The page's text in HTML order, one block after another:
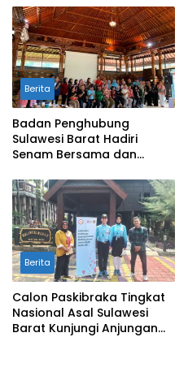
BSPS
Berita
Badan Penghubung
Sulawesi Barat Hadiri
Senam Bersama dan
dengan Anjungan Daerah
Berita
Calon Paskibraka Tingkat
Nasional Asal Sulawesi
Barat Kunjungi Anjungan